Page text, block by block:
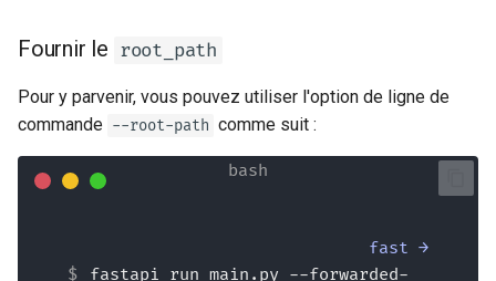
Fournir le root_path
Pour y parvenir, vous pouvez utiliser l'option de ligne de
commande --root-path comme suit :
fast →
fastapi run main.py --forwarded-